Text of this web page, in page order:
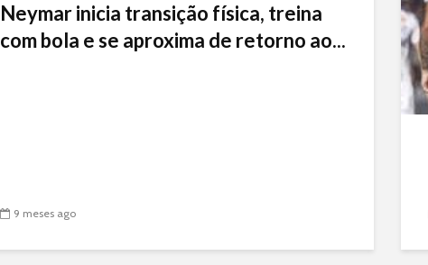
Neymar inicia transição física, treina
com bola e se aproxima de retorno ao...
9 meses ago